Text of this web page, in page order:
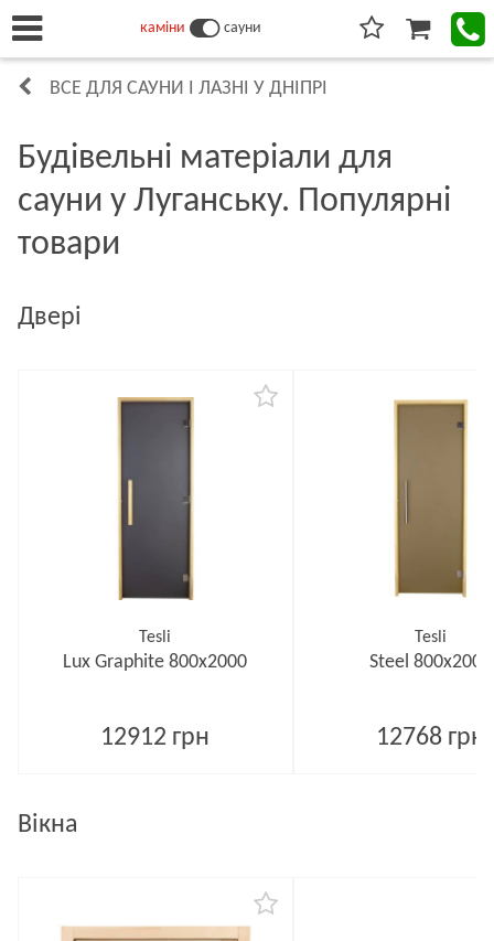
каміни сауни
ВСЕ ДЛЯ САУНИ І ЛАЗНІ У ДНІПРІ
Будівельні матеріали для
сауни у Луганську. Популярні
товари
Двері
Tesli
Lux Graphite 800х2000
12912 грн
Tesli
Steel 800х2000
12768 грн
Вікна